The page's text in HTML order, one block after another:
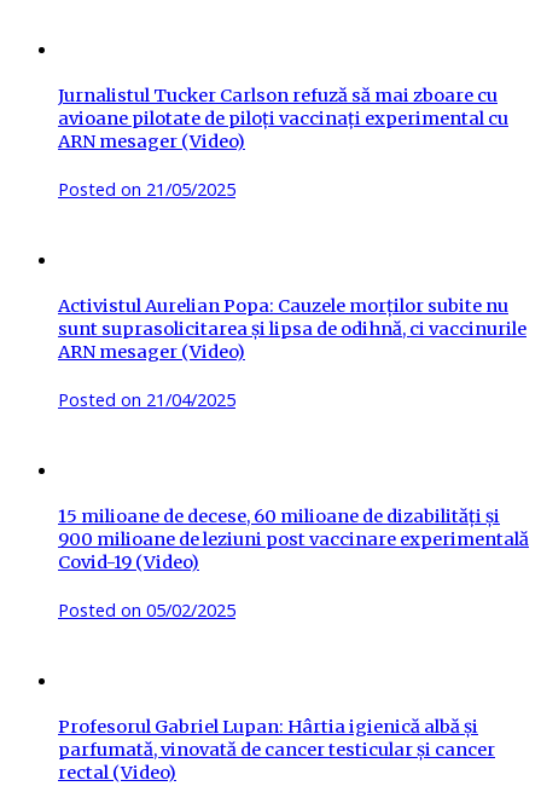
Jurnalistul Tucker Carlson refuză să mai zboare cu
avioane pilotate de piloți vaccinați experimental cu
ARN mesager (Video)
Posted on 21/05/2025
Activistul Aurelian Popa: Cauzele morților subite nu
sunt suprasolicitarea și lipsa de odihnă, ci vaccinurile
ARN mesager (Video)
Posted on 21/04/2025
15 milioane de decese, 60 milioane de dizabilități și
900 milioane de leziuni post vaccinare experimentală
Covid-19 (Video)
Posted on 05/02/2025
Profesorul Gabriel Lupan: Hârtia igienică albă și
parfumată, vinovată de cancer testicular și cancer
rectal (Video)